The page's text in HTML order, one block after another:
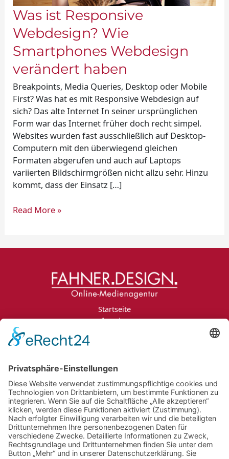
Was ist Responsive
Webdesign? Wie
Smartphones Webdesign
verändert haben
Breakpoints, Media Queries, Desktop oder Mobile
First? Was hat es mit Responsive Webdesign auf
sich? Das alte Internet In seiner ursprünglichen
Form war das Internet früher doch recht simpel.
Websites wurden fast ausschließlich auf Desktop-
Computern mit den überwiegend gleichen
Formaten abgerufen und auch auf Laptops
variierten Bildschirmgrößen nicht allzu sehr. Hinzu
kommt, dass der Einsatz […]
Read More »
Startseite
Agentur
Blog
Kontakt
Impressum
Datenschutzerklärung
Informationspflichten
Newsletter
Jobs
Bildnachweise